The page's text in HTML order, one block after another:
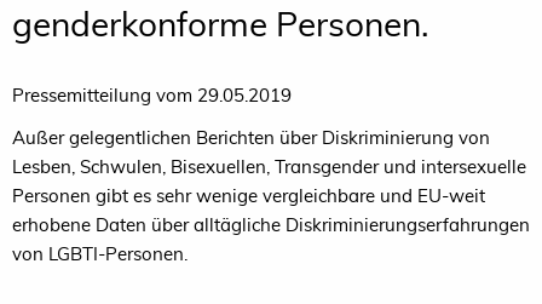
genderkonforme Personen.
Pressemitteilung vom 29.05.2019
Außer gelegentlichen Berichten über Diskriminierung von
Lesben, Schwulen, Bisexuellen, Transgender und intersexuelle
Personen gibt es sehr wenige vergleichbare und EU-weit
erhobene Daten über alltägliche Diskriminierungserfahrungen
von LGBTI-Personen.